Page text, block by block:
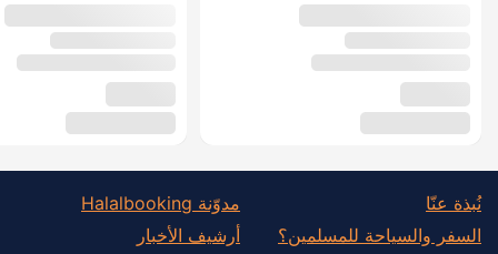
نُبذة عنّا
السفر والسياحة للمسلمين؟
مدوّنة Halalbooking
أرشيف الأخبار